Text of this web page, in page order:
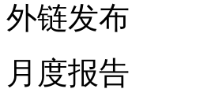
外链发布
月度报告